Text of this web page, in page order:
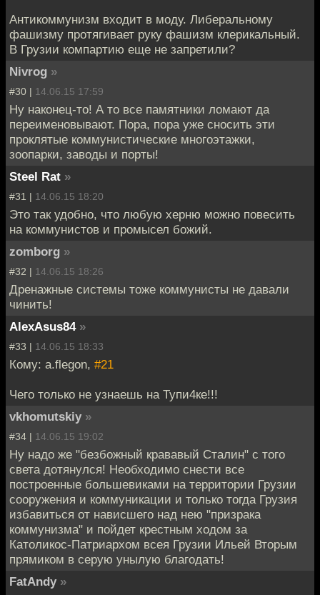
Антикоммунизм входит в моду. Либеральному
фашизму протягивает руку фашизм клерикальный.
В Грузии компартию еще не запретили?
Nivrog »
#30 | 14.06.15 17:59
Ну наконец-то! А то все памятники ломают да
переименовывают. Пора, пора уже сносить эти
проклятые коммунистические многоэтажки,
зоопарки, заводы и порты!
Steel Rat »
#31 | 14.06.15 18:20
Это так удобно, что любую херню можно повесить
на коммунистов и промысел божий.
zomborg »
#32 | 14.06.15 18:26
Дренажные системы тоже коммунисты не давали
чинить!
AlexAsus84 »
#33 | 14.06.15 18:33
Кому: a.flegon, #21
Чего только не узнаешь на Тупи4ке!!!
vkhomutskiy »
#34 | 14.06.15 19:02
Ну надо же "безбожный крававый Сталин" с того
света дотянулся! Необходимо снести все
построенные большевиками на территории Грузии
сооружения и коммуникации и только тогда Грузия
избавиться от нависшего над нею "призрака
коммунизма" и пойдет крестным ходом за
Католикос-Патриархом всея Грузии Ильей Вторым
прямиком в серую унылую благодать!
FatAndy »